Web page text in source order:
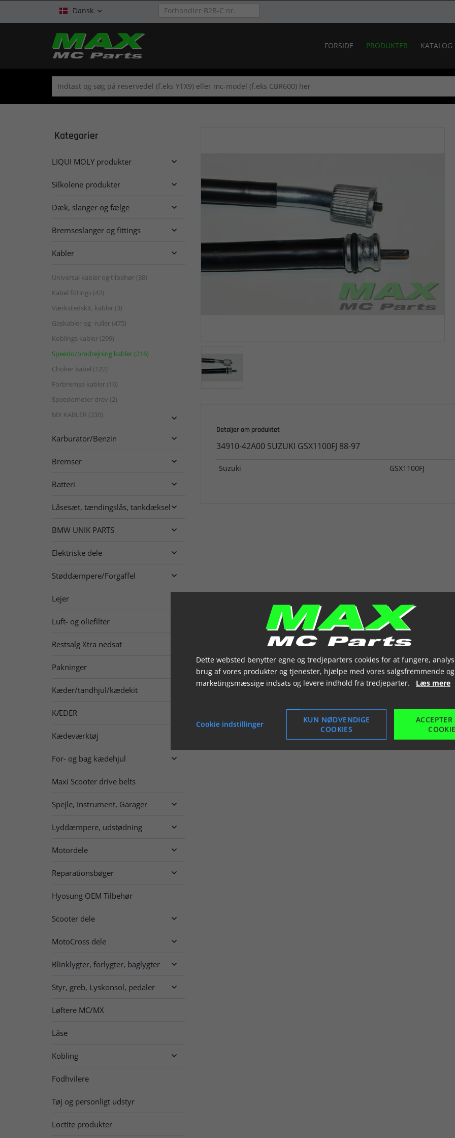
Dansk 
FORSIDE PRODUKTER KATALOG
Kategorier
LIQUI MOLY produkter 
Silkolene produkter 
Dæk, slanger og fælge 
Bremseslanger og fittings 
Kabler 
Universal kabler og tilbehør (38)
Kabel fittings (42)
Værkstedskit, kabler (3)
Gaskabler og -ruller (475)
Koblings kabler (299)
Speedo/omdrejning kabler (216)
Choker kabel (122)
Forbremse kabler (16)
Speedometer drev (2)
MX KABLER (230)

Karburator/Benzin 
Bremser 
Batteri 
Låsesæt, tændingslås, tankdæksel
BMW UNIK PARTS 
Elektriske dele 
Støddæmpere/Forgaffel 
Lejer
Luft- og oliefilter
Restsalg Xtra nedsat
Pakninger
Kæder/tandhjul/kædekit
KÆDER
Kædeværktøj
For- og bag kædehjul 
Maxi Scooter drive belts
Spejle, Instrument, Garager 
Lyddæmpere, udstødning 
Motordele 
Reparationsbøger 
Hyosung OEM Tilbehør
Scooter dele 
MotoCross dele 
Blinklygter, forlygter, baglygter 
Styr, greb, Lyskonsol, pedaler 
Løftere MC/MX
Låse
Kobling 
Fodhvilere
Tøj og personligt udstyr
Loctite produkter
Detaljer om produktet
34910-42A00 SUZUKI GSX1100FJ 88-97
Suzuki GSX1100FJ
Dette websted benytter egne og tredjeparters cookies for at fungere,
brug af vores produkter og tjenester, hjælpe med vores salgsfremmende og
marketingsmæssige indsats og levere indhold fra tredjeparter. Læs mere
Cookie indstillinger
KUN NØDVENDIGE
COOKIES